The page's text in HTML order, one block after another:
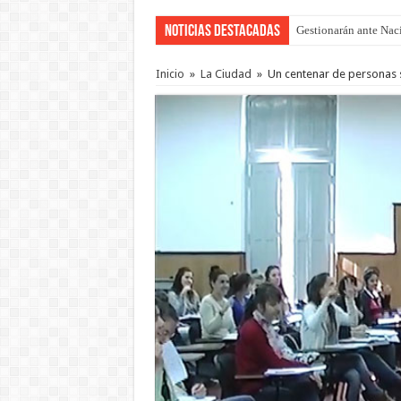
Noticias Destacadas Gestionarán ante
La media sanción a
Inicio » La Ciudad » Un centenar de personas